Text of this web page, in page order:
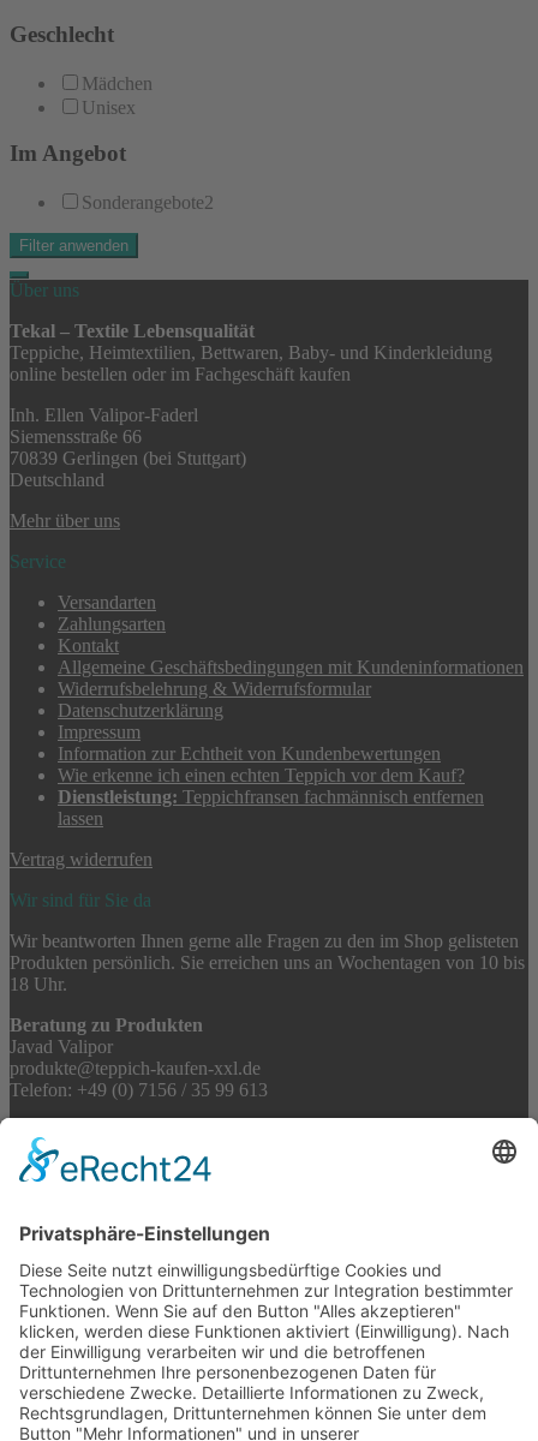
Geschlecht
Mädchen
Unisex
Im Angebot
Sonderangebote2
Filter anwenden
Über uns
Tekal – Textile Lebensqualität
Teppiche, Heimtextilien, Bettwaren, Baby- und Kinderkleidung
online bestellen oder im Fachgeschäft kaufen
Inh. Ellen Valipor-Faderl
Siemensstraße 66
70839 Gerlingen (bei Stuttgart)
Deutschland
Mehr über uns
Service
Versandarten
Zahlungsarten
Kontakt
Allgemeine Geschäftsbedingungen mit Kundeninformationen
Widerrufsbelehrung & Widerrufsformular
Datenschutzerklärung
Impressum
Information zur Echtheit von Kundenbewertungen
Wie erkenne ich einen echten Teppich vor dem Kauf?
Dienstleistung: Teppichfransen fachmännisch entfernen
lassen
Vertrag widerrufen
Wir sind für Sie da
Wir beantworten Ihnen gerne alle Fragen zu den im Shop gelisteten
Produkten persönlich. Sie erreichen uns an Wochentagen von 10 bis
18 Uhr.
Beratung zu Produkten
Javad Valipor
produkte@teppich-kaufen-xxl.de
Telefon: +49 (0) 7156 / 35 99 613
shop@teppich-kaufen-xxl.de
Tekal Teppichfachgeschäft
TeppichSpezialisten
Teppichwäsche & -reparatur
Stadtmühle Waldenbuch
Mühlenprodukte, Säfte, Tiernahrung & Züchterbedarf
Feuerwerk XXL
Pyrotechnik online bestellen
© 2017-2026 ·Tekal – Textile Lebensqualität | Einzelstücke mit